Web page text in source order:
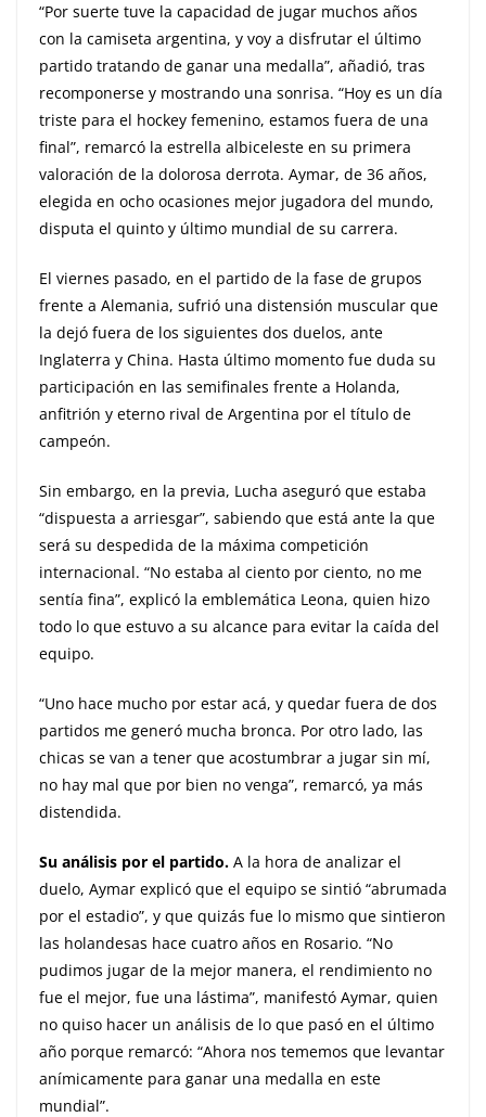
“Por suerte tuve la capacidad de jugar muchos años
con la camiseta argentina, y voy a disfrutar el último
partido tratando de ganar una medalla”, añadió, tras
recomponerse y mostrando una sonrisa. “Hoy es un día
triste para el hockey femenino, estamos fuera de una
final”, remarcó la estrella albiceleste en su primera
valoración de la dolorosa derrota. Aymar, de 36 años,
elegida en ocho ocasiones mejor jugadora del mundo,
disputa el quinto y último mundial de su carrera.
El viernes pasado, en el partido de la fase de grupos
frente a Alemania, sufrió una distensión muscular que
la dejó fuera de los siguientes dos duelos, ante
Inglaterra y China. Hasta último momento fue duda su
participación en las semifinales frente a Holanda,
anfitrión y eterno rival de Argentina por el título de
campeón.
Sin embargo, en la previa, Lucha aseguró que estaba
“dispuesta a arriesgar”, sabiendo que está ante la que
será su despedida de la máxima competición
internacional. “No estaba al ciento por ciento, no me
sentía fina”, explicó la emblemática Leona, quien hizo
todo lo que estuvo a su alcance para evitar la caída del
equipo.
“Uno hace mucho por estar acá, y quedar fuera de dos
partidos me generó mucha bronca. Por otro lado, las
chicas se van a tener que acostumbrar a jugar sin mí,
no hay mal que por bien no venga”, remarcó, ya más
distendida.
Su análisis por el partido. A la hora de analizar el
duelo, Aymar explicó que el equipo se sintió “abrumada
por el estadio”, y que quizás fue lo mismo que sintieron
las holandesas hace cuatro años en Rosario. “No
pudimos jugar de la mejor manera, el rendimiento no
fue el mejor, fue una lástima”, manifestó Aymar, quien
no quiso hacer un análisis de lo que pasó en el último
año porque remarcó: “Ahora nos tememos que levantar
anímicamente para ganar una medalla en este
mundial”.